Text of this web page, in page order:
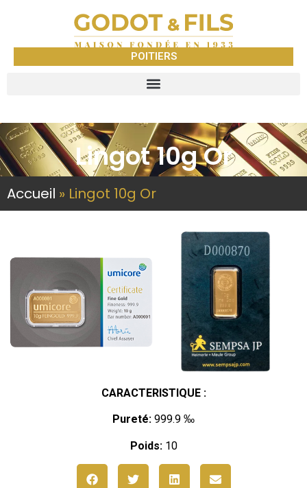
POITIERS
Lingot 10g Or
Accueil » Lingot 10g Or
CARACTERISTIQUE :
Pureté: 999.9 ‰
Poids:10